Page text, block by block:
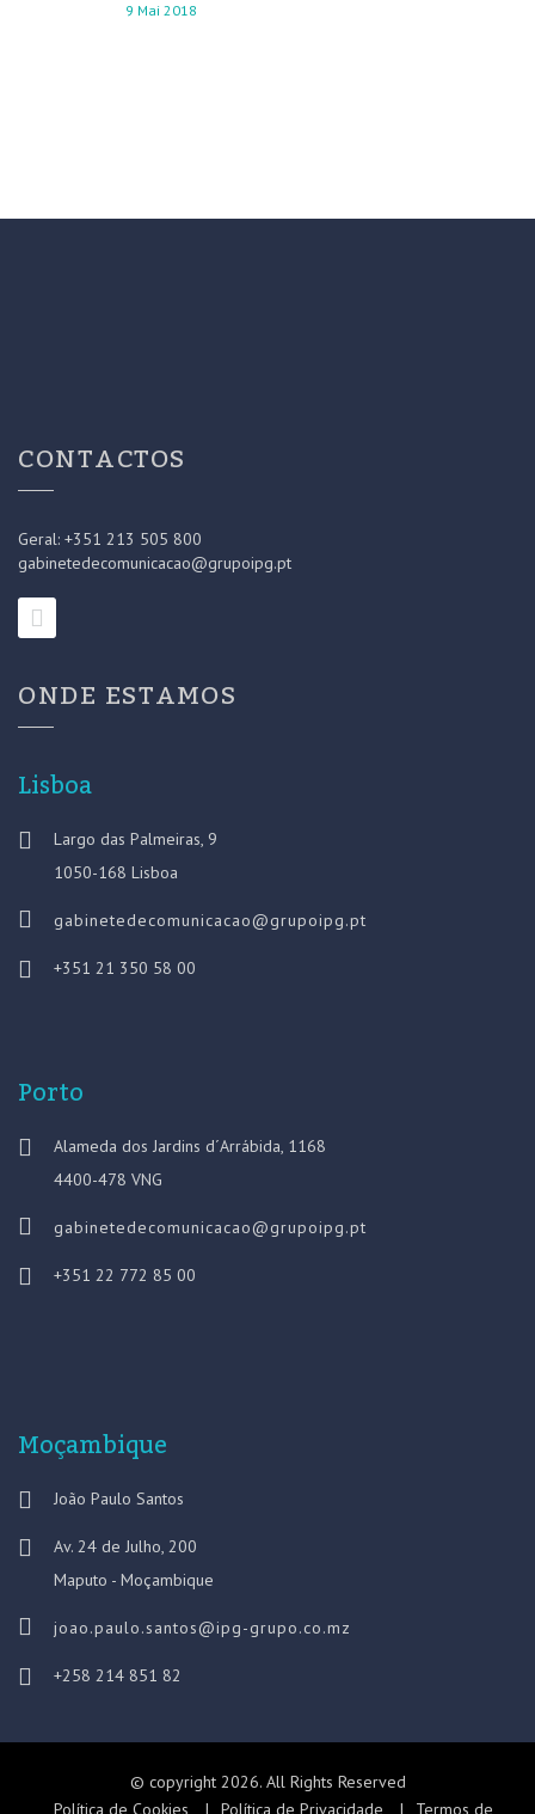
9 Mai 2018
CONTACTOS
Geral: +351 213 505 800
gabinetedecomunicacao@grupoipg.pt
ONDE ESTAMOS
Lisboa
Largo das Palmeiras, 9
1050-168 Lisboa
gabinetedecomunicacao@grupoipg.pt
+351 21 350 58 00
Porto
Alameda dos Jardins d´Arrábida, 1168
4400-478 VNG
gabinetedecomunicacao@grupoipg.pt
+351 22 772 85 00
Moçambique
João Paulo Santos
Av. 24 de Julho, 200
Maputo - Moçambique
joao.paulo.santos@ipg-grupo.co.mz
+258 214 851 82
© copyright 2026. All Rights Reserved
Política de Cookies
Política de Privacidade Termos de